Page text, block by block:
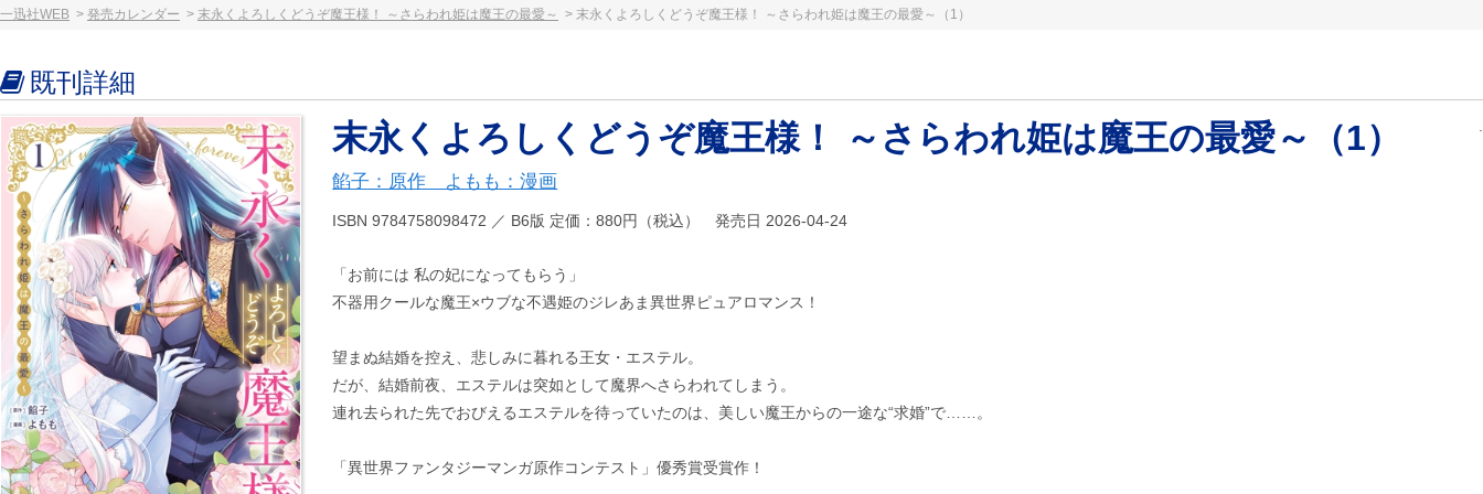
一迅社WEB 発売カレンダー 末永くよろしくどうぞ魔王様！ ～さらわれ姫は魔王の最愛～ 末永くよろしくどうぞ魔王様！ ～さらわれ姫は魔王の最愛～（1）
既刊詳細
末永くよろしくどうぞ魔王様！ ～さらわれ姫は魔王の最愛～（1）
餡子：原作 よもも：漫画
ISBN 9784758098472 ／ B6版 定価：880円（税込） 発売日 2026-04-24
「お前には 私の妃になってもらう」
不器用クールな魔王×ウブな不遇姫のジレあま異世界ピュアロマンス！
望まぬ結婚を控え、悲しみに暮れる王女・エステル。
だが、結婚前夜、エステルは突如として魔界へさらわれてしまう。
連れ去られた先でおびえるエステルを待っていたのは、美しい魔王からの一途な“求婚”で……。
「異世界ファンタジーマンガ原作コンテスト」優秀賞受賞作！